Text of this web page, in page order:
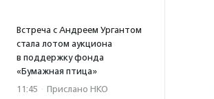
Встреча с Андреем Ургантом
стала лотом аукциона
в поддержку фонда
«Бумажная птица»
11:45 · Прислано НКО